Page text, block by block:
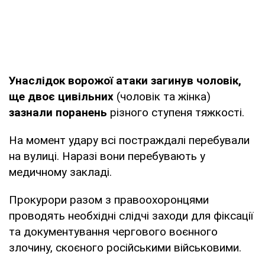
Унаслідок ворожої атаки загинув чоловік,
ще двоє цивільних (чоловік та жінка)
зазнали поранень різного ступеня тяжкості.
На момент удару всі постраждалі перебували
на вулиці. Наразі вони перебувають у
медичному закладі.
Прокурори разом з правоохоронцями
проводять необхідні слідчі заходи для фіксації
та документування чергового воєнного
злочину, скоєного російськими військовими.